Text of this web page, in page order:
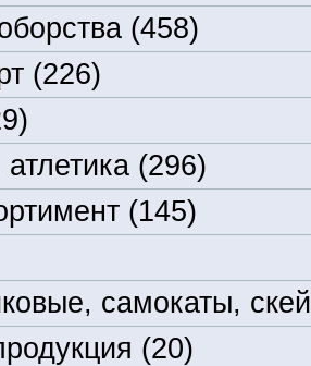
(458)
(226)
(296)
(145)
самокаты,
(20)